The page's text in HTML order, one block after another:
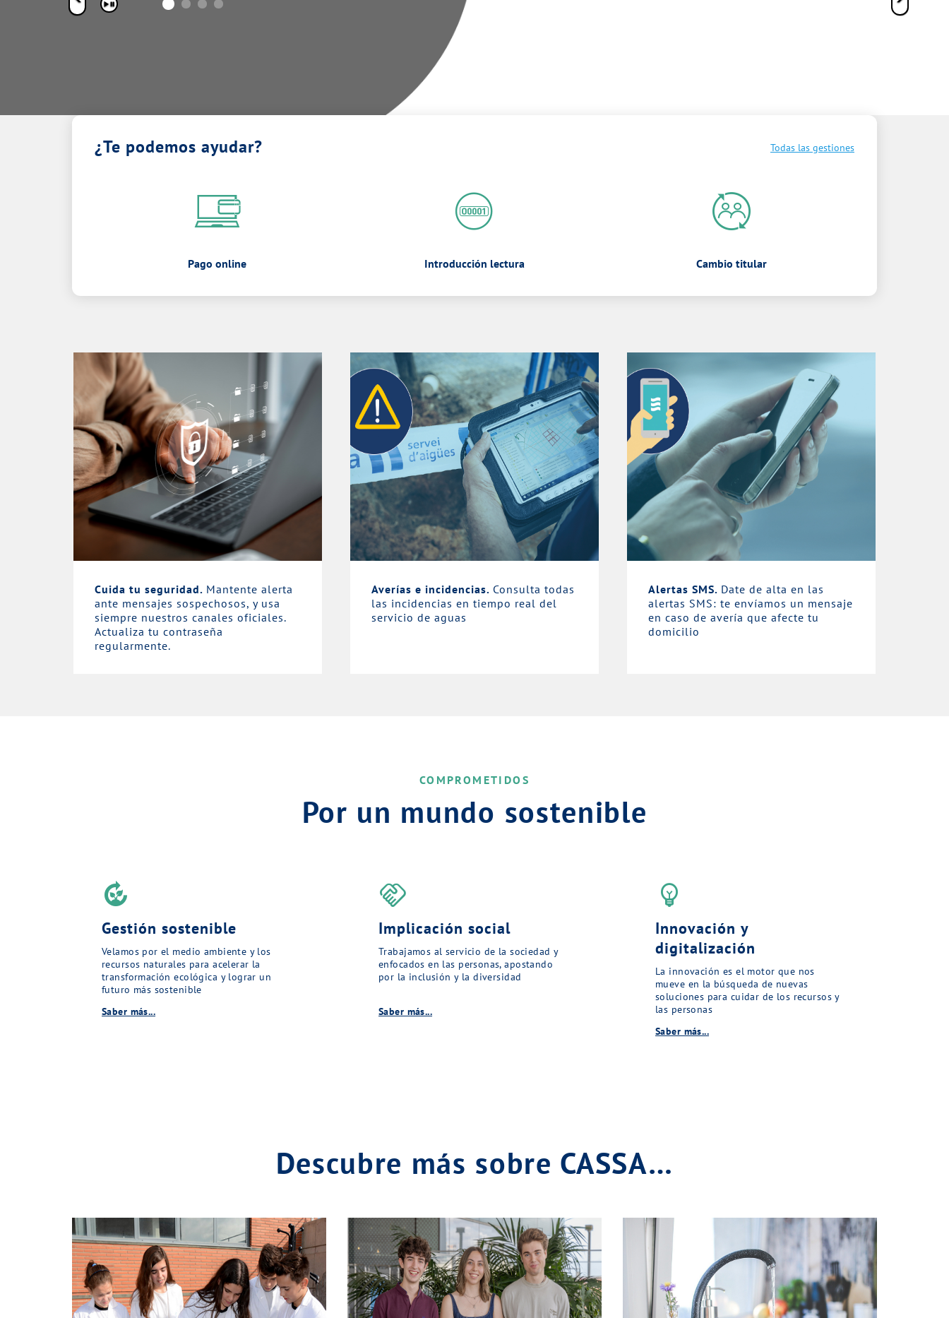
¿Te podemos ayudar? Todas las gestiones
Pago online Introducción lectura Cambio titular
Cuida tu seguridad. Mantente alerta
ante mensajes sospechosos, y usa
siempre nuestros canales oficiales.
Actualiza tu contraseña
regularmente.
Averías e incidencias. Consulta todas
las incidencias en tiempo real del
servicio de aguas
Alertas SMS. Date de alta en las
alertas SMS: te envíamos un mensaje
en caso de avería que afecte tu
domicilio
COMPROMETIDOS
Por un mundo sostenible
compost
Gestión sostenible
Velamos por el medio ambiente y los
recursos naturales para acelerar la
transformación ecológica y lograr un
futuro más sostenible
Saber más...
handshake
Implicación social
Trabajamos al servicio de la sociedad y
enfocados en las personas, apostando
por la inclusión y la diversidad
Saber más...
emoji_objects
Innovación y
digitalización
La innovación es el motor que nos
mueve en la búsqueda de nuevas
soluciones para cuidar de los recursos y
las personas
Saber más...
Descubre más sobre CASSA…